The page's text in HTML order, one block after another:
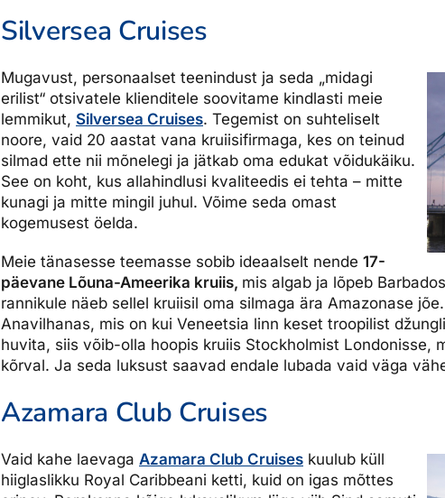
Silversea Cruises
Mugavust, personaalset teenindust ja seda „midagi
erilist“ otsivatele klienditele soovitame kindlasti meie
lemmikut, Silversea Cruises. Tegemist on suhteliselt
noore, vaid 20 aastat vana kruiisifirmaga, kes on teinud
silmad ette nii mõnelegi ja jätkab oma edukat võidukäiku.
See on koht, kus allahindlusi kvaliteedis ei tehta – mitte
kunagi ja mitte mingil juhul. Võime seda omast
kogemusest öelda.
Meie tänasesse teemasse sobib ideaalselt nende 17-
päevane Lõuna-Ameerika kruiis, mis algab ja lõpeb
rannikule näeb sellel kruiisil oma silmaga ära Amazonase
Anavilhanas, mis on kui Veneetsia linn keset troopilist
huvita, siis võib-olla hoopis kruiis Stockholmist Londonisse,
kõrval. Ja seda luksust saavad endale lubada vaid väga
Azamara Club Cruises
Vaid kahe laevaga Azamara Club Cruises kuulub küll
hiiglaslikku Royal Caribbeani ketti, kuid on igas mõttes